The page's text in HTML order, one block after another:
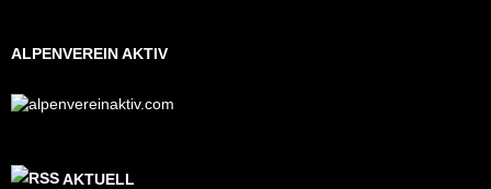
ALPENVEREIN AKTIV
AKTUELL